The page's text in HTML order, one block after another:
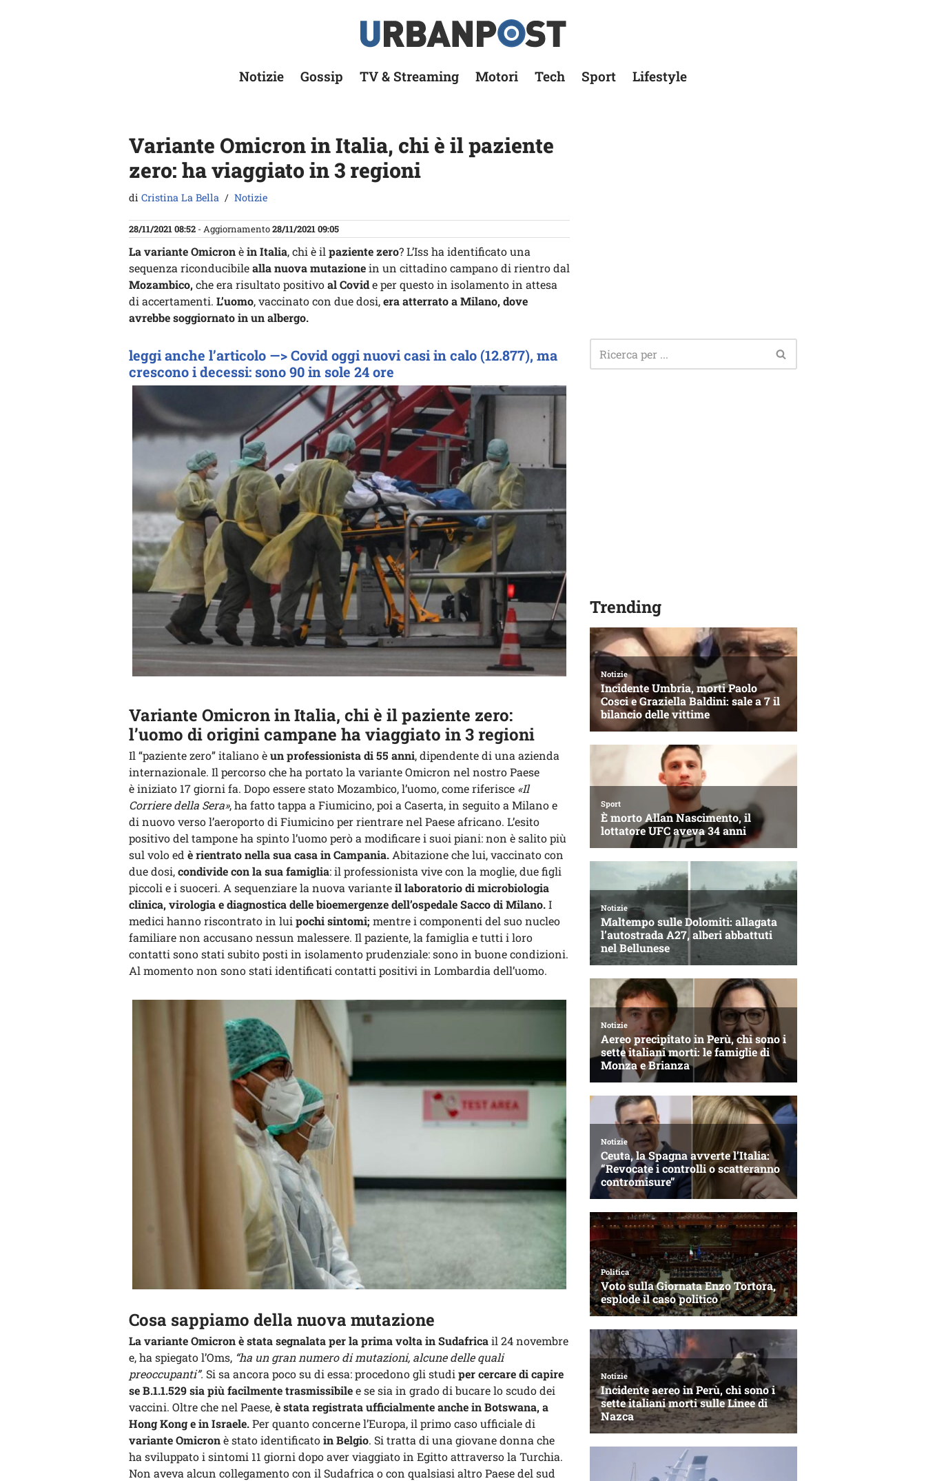
Notizie Gossip TV & Streaming Motori Tech Sport Lifestyle
Variante Omicron in Italia, chi è il paziente
zero: ha viaggiato in 3 regioni
di Cristina La Bella Notizie
28/11/2021 08:52 - Aggiornamento28/11/2021 09:05
La variante Omicronèin Italia, chi è il paziente zero? L’Iss ha identificato una
sequenza riconducibilealla nuova mutazionein un cittadino campano di rientro dal
Mozambico,che era risultato positivoal Covide per questo in isolamento in attesa
di accertamenti. L’uomo, vaccinato con due dosi,era atterrato a Milano, dove
avrebbe soggiornato in un albergo.
leggi anche l’articolo —> Covid oggi nuovi casi in calo (12.877), ma
crescono i decessi: sono 90 in sole 24 ore
Variante Omicron in Italia, chi è il paziente zero:
l’uomo di origini campane ha viaggiato in 3 regioni
Il “paziente zero” italiano èun professionista di 55 anni, dipendente di una azienda
internazionale. Il percorso che ha portato la variante Omicron nel nostro Paese
è iniziato 17 giorni fa. Dopo essere stato Mozambico, l’uomo, come riferisce «Il
Corriere della Sera», ha fatto tappa a Fiumicino, poi a Caserta, in seguito a Milano e
di nuovo verso l’aeroporto di Fiumicino per rientrare nel Paese africano. L’esito
positivo del tampone ha spinto l’uomo però a modificare i suoi piani: non è salito più
sul volo ed è rientrato nella sua casa in Campania. Abitazione che lui, vaccinato con
due dosi,condivide con la sua famiglia: il professionista vive con la moglie, due figli
piccoli e i suoceri. A sequenziare la nuova varianteil laboratorio di microbiologia
clinica, virologia e diagnostica delle bioemergenze dell’ospedale Sacco di Milano.I
medici hanno riscontrato in lui pochi sintomi; mentre i componenti del suo nucleo
familiare non accusano nessun malessere. Il paziente, la famiglia e tutti i loro
contatti sono stati subito posti in isolamento prudenziale: sono in buone condizioni.
Al momento non sono stati identificati contatti positivi in Lombardia dell’uomo.
Cosa sappiamo della nuova mutazione
La variante Omicron è stata segnalata per la prima volta in Sudafricail 24 novembre
e, ha spiegato l’Oms, “ha un gran numero di mutazioni, alcune delle quali
preoccupanti”. Si sa ancora poco su di essa: procedono gli studi per cercare di capire
se B.1.1.529 sia più facilmente trasmissibilee se sia in grado di bucare lo scudo dei
vaccini. Oltre che nel Paese,è stata registrata ufficialmente anche in Botswana, a
Hong Kong e in Israele.Per quanto concerne l’Europa, il primo caso ufficiale di
variante Omicronè stato identificatoin Belgio. Si tratta di una giovane donna che
ha sviluppato i sintomi 11 giorni dopo aver viaggiato in Egitto attraverso la Turchia.
Non aveva alcun collegamento con il Sudafrica o con qualsiasi altro Paese del sud
Trending